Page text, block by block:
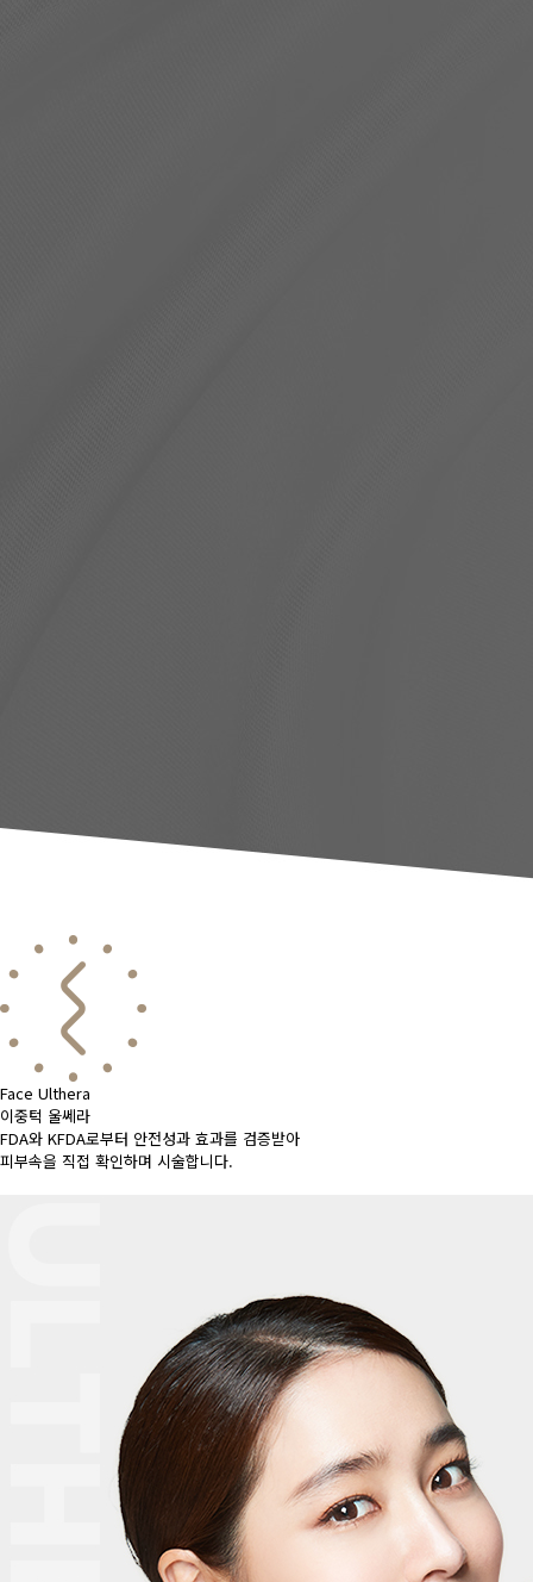
Face Ulthera
이중턱 울쎄라
FDA와 KFDA로부터 안전성과 효과를 검증받아
피부속을 직접 확인하며 시술합니다.